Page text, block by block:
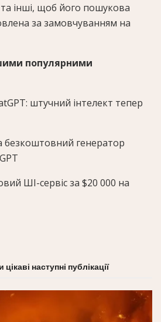
інші, щоб його пошукова
за замовчуванням на
популярними
штучний інтелект тепер
безкоштовний генератор
ШІ-сервіс за $20 000 на
наступні публікації